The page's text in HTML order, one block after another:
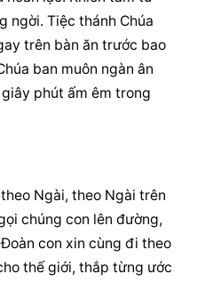
ngời. Tiệc thánh Chúa
trên bàn ăn trước bao
ban muôn ngàn ân
phút ấm êm trong
Ngài, theo Ngài trên
chúng con lên đường,
con xin cùng đi theo
thế giới, thắp từng ước